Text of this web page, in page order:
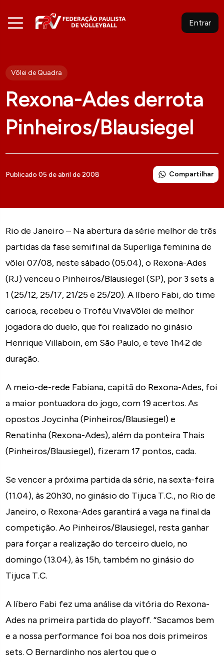
Entrar
Vôlei de Quadra
Rexona-Ades derrota
Pinheiros/Blausiegel
Publicado 05 de abril de 2008 Compartilhar
Rio de Janeiro – Na abertura da série melhor de três
partidas da fase semifinal da Superliga feminina de
vôlei 07/08, neste sábado (05.04), o Rexona-Ades
(RJ) venceu o Pinheiros/Blausiegel (SP), por 3 sets a
1 (25/12, 25/17, 21/25 e 25/20). A líbero Fabi, do time
carioca, recebeu o Troféu VivaVôlei de melhor
jogadora do duelo, que foi realizado no ginásio
Henrique Villaboin, em São Paulo, e teve 1h42 de
duração.
A meio-de-rede Fabiana, capitã do Rexona-Ades, foi
a maior pontuadora do jogo, com 19 acertos. As
opostos Joycinha (Pinheiros/Blausiegel) e
Renatinha (Rexona-Ades), além da ponteira Thais
(Pinheiros/Blausiegel), fizeram 17 pontos, cada.
Se vencer a próxima partida da série, na sexta-feira
(11.04), às 20h30, no ginásio do Tijuca T.C., no Rio de
Janeiro, o Rexona-Ades garantirá a vaga na final da
competição. Ao Pinheiros/Blausiegel, resta ganhar
para forçar a realização do terceiro duelo, no
domingo (13.04), às 15h, também no ginásio do
Tijuca T.C.
A líbero Fabi fez uma análise da vitória do Rexona-
Ades na primeira partida do playoff. “Sacamos bem
e a nossa performance foi boa nos dois primeiros
sets. O Bernardinho nos alertou que o